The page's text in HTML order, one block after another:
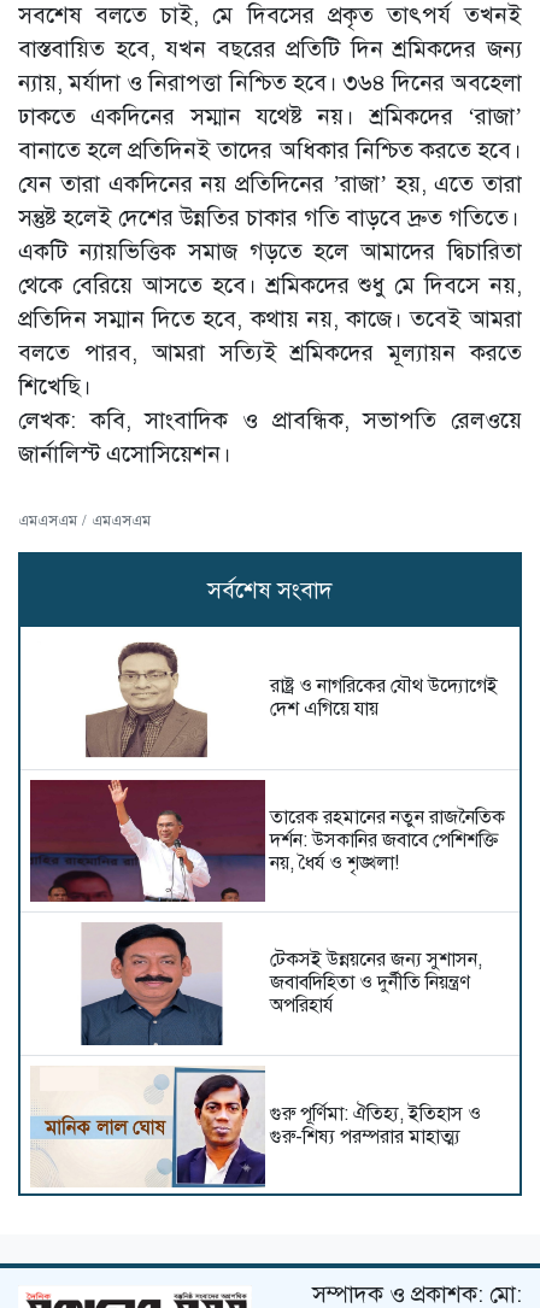
সবশেষ বলতে চাই, মে দিবসের প্রকৃত তাৎপর্য তখনই
বাস্তবায়িত হবে, যখন বছরের প্রতিটি দিন শ্রমিকদের জন্য
ন্যায়, মর্যাদা ও নিরাপত্তা নিশ্চিত হবে। ৩৬৪ দিনের অবহেলা
ঢাকতে একদিনের সম্মান যথেষ্ট নয়। শ্রমিকদের ‘রাজা’
বানাতে হলে প্রতিদিনই তাদের অধিকার নিশ্চিত করতে হবে।
যেন তারা একদিনের নয় প্রতিদিনের ’রাজা’ হয়, এতে তারা
সন্তুষ্ট হলেই দেশের উন্নতির চাকার গতি বাড়বে দ্রুত গতিতে।
একটি ন্যায়ভিত্তিক সমাজ গড়তে হলে আমাদের দ্বিচারিতা
থেকে বেরিয়ে আসতে হবে। শ্রমিকদের শুধু মে দিবসে নয়,
প্রতিদিন সম্মান দিতে হবে, কথায় নয়, কাজে। তবেই আমরা
বলতে পারব, আমরা সত্যিই শ্রমিকদের মূল্যায়ন করতে
শিখেছি।
লেখক: কবি, সাংবাদিক ও প্রাবন্ধিক, সভাপতি রেলওয়ে
জার্নালিস্ট এসোসিয়েশন।
এমএসএম / এমএসএম
সর্বশেষ সংবাদ
রাষ্ট্র ও নাগরিকের যৌথ উদ্যোগেই
দেশ এগিয়ে যায়
তারেক রহমানের নতুন রাজনৈতিক
দর্শন: উসকানির জবাবে পেশিশক্তি
নয়, ধৈর্য ও শৃঙ্খলা!
টেকসই উন্নয়নের জন্য সুশাসন,
জবাবদিহিতা ও দুর্নীতি নিয়ন্ত্রণ
অপরিহার্য
গুরু পূর্ণিমা: ঐতিহ্য, ইতিহাস ও
গুরু-শিষ্য পরম্পরার মাহাত্ম্য
প্রশমনে কার্যকর পদক্ষেপ প্রয়োজন
সম্পাদক ও প্রকাশক: মো: